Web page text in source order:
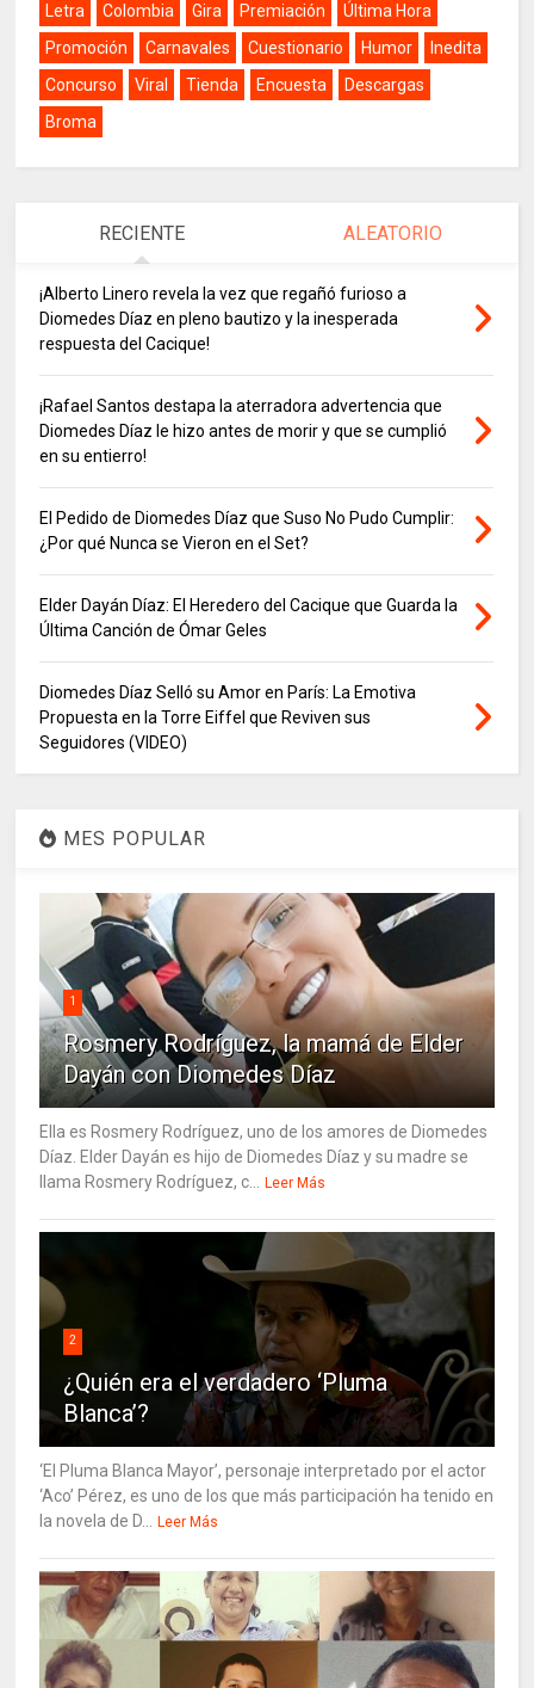
Letra Colombia Gira Premiación
Última Hora
Promoción
Carnavales Cuestionario Humor
Inedita
Concurso
Viral Tienda Encuesta
Descargas
Broma
RECIENTE ALEATORIO
¡Alberto Linero revela la vez que regañó furioso a
Diomedes Díaz en pleno bautizo y la inesperada
respuesta del Cacique!
¡Rafael Santos destapa la aterradora advertencia que
Diomedes Díaz le hizo antes de morir y que se cumplió
en su entierro!
El Pedido de Diomedes Díaz que Suso No Pudo Cumplir:
¿Por qué Nunca se Vieron en el Set?
Elder Dayán Díaz: El Heredero del Cacique que Guarda la
Última Canción de Ómar Geles
Diomedes Díaz Selló su Amor en París: La Emotiva
Propuesta en la Torre Eiffel que Reviven sus
Seguidores (VIDEO)
MES POPULAR
1
Rosmery Rodríguez, la mamá de Elder
Dayán con Diomedes Díaz
Ella es Rosmery Rodríguez, uno de los amores de Diomedes
Díaz. Elder Dayán es hijo de Diomedes Díaz y su madre se
llama Rosmery Rodríguez, c...
Leer Más
2
¿Quién era el verdadero ‘Pluma
Blanca’?
‘El Pluma Blanca Mayor’, personaje interpretado por el actor
‘Aco’ Pérez, es uno de los que más participación ha tenido en
la novela de D...
Leer Más